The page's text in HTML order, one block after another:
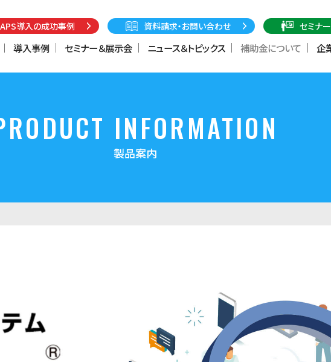
導入の成功事例 資料請求・お問い合わせ セミナ
導入事例 セミナー＆展示会 ニュース＆トピックス 補助金について 企
システム「MAPS SCADA」
稼働監視ツール「シグナルウォッチャ
ー」
INFORMATION
製品案内